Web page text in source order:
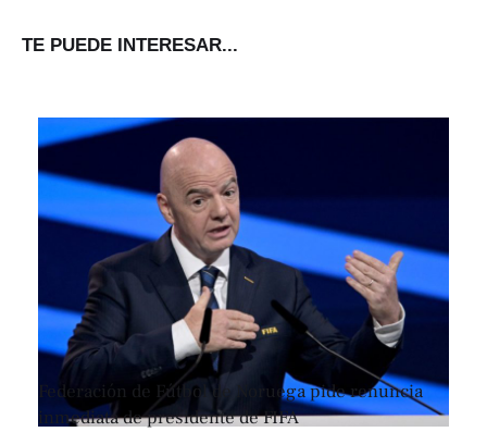
TE PUEDE INTERESAR...
Federación de Fútbol de Noruega pide renuncia
inmediata de presidente de FIFA